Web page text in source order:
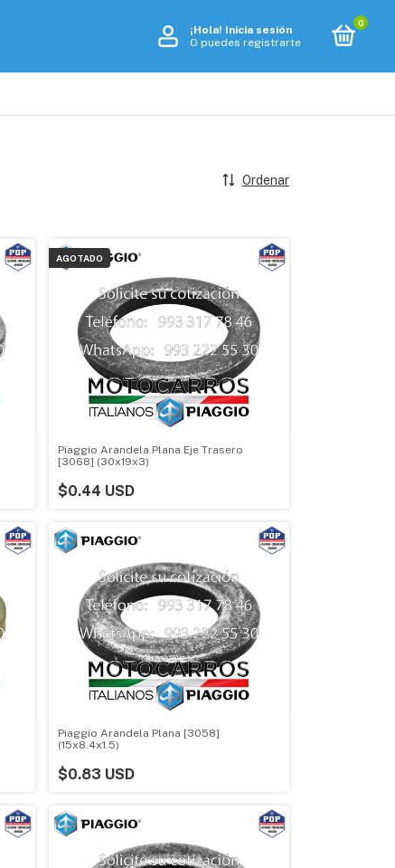
¡Hola! Inicia sesión
O puedes registrarte
0
Ordenar
AGOTADO
Piaggio Arandela Plana Eje Trasero
[3068] (30x19x3)
$0.44 USD
Piaggio Arandela Plana [3058]
(15x8.4x1.5)
$0.83 USD